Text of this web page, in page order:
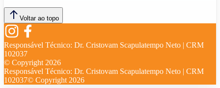
Voltar ao topo
Responsável Técnico: Dr. Cristovam Scapulatempo Neto | CRM
102037
© Copyright 2026
Responsável Técnico: Dr. Cristovam Scapulatempo Neto | CRM
102037© Copyright 2026